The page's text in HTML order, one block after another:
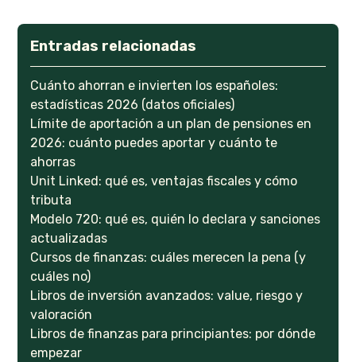
Entradas relacionadas
Cuánto ahorran e invierten los españoles:
estadísticas 2026 (datos oficiales)
Límite de aportación a un plan de pensiones en
2026: cuánto puedes aportar y cuánto te
ahorras
Unit Linked: qué es, ventajas fiscales y cómo
tributa
Modelo 720: qué es, quién lo declara y sanciones
actualizadas
Cursos de finanzas: cuáles merecen la pena (y
cuáles no)
Libros de inversión avanzados: value, riesgo y
valoración
Libros de finanzas para principiantes: por dónde
empezar